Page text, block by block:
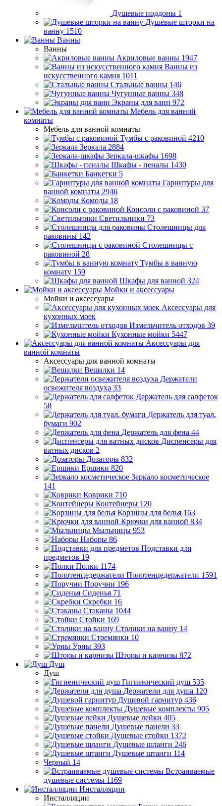
Душевые поддоны 1
Душевые шторки на
ванну 1510
Ванны
Ванны
Акриловые ванны 1947
Ванны из
искусственного камня 1011
Стальные ванны 146
Чугунные ванны 348
Экраны для ванн 972
Мебель для ванной
комнаты
Мебель для ванной комнаты
Тумбы с раковиной 4210
Зеркала 2884
Зеркала-шкафы 1698
Шкафы - пеналы 1430
Банкетки 5
Гарнитуры для
ванной комнаты 2946
Комоды 18
Консоли с раковиной 37
Светильники 73
Столешницы для
раковины 142
Столешницы с
раковиной 28
Тумбы в ванную
комнату 159
Шкафы для ванной 324
Мойки и аксессуары
Мойки и аксессуары
Аксессуары для
кухонных моек
Измельчитель отходов 39
Кухонные мойки 5447
Аксессуары для
ванной комнаты
Аксессуары для ванной комнаты
Вешалки 14
Держатели
освежителя воздуха 33
Держатель для салфеток
58
Держатель для туал.
бумаги 902
Держатель для фена 44
Диспенсеры для
ватных дисков 2
Дозаторы 832
Ершики 820
Зеркало косметическое
141
Коврики 710
Контейнеры 120
Корзины для белья 163
Крючки для ванной 834
Мыльницы 953
Наборы 86
Подставки для
предметов 19
Полки 1174
Полотенцедержатели 1591
Поручни 196
Сиденья 71
Скребки 16
Стаканы 1044
Стойки 169
Столики на ванну 14
Стремянки 10
Урны 393
Шторы и карнизы 872
Душ
Душ
Гигиенический душ 535
Держатели для душа 120
Душевой гарнитур 436
Душевые комплекты 905
Душевые лейки 405
Душевые панели 33
Душевые стойки 1372
Душевые шланги 246
Душевые штанги 114
Черный 14
Встраиваемые
душевые системы 1169
Инсталляции
Инсталляции